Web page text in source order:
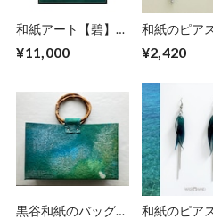
和紙アート【碧】
¥11,000
和紙のピア
¥2,420
黒谷和紙のバッグ
和紙のピア